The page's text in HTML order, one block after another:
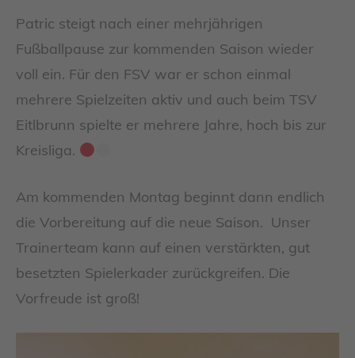
Patric steigt nach einer mehrjährigen
Fußballpause zur kommenden Saison wieder
voll ein. Für den FSV war er schon einmal
mehrere Spielzeiten aktiv und auch beim TSV
Eitlbrunn spielte er mehrere Jahre, hoch bis zur
Kreisliga.
Am kommenden Montag beginnt dann endlich
die Vorbereitung auf die neue Saison. Unser
Trainerteam kann auf einen verstärkten, gut
besetzten Spielerkader zurückgreifen. Die
Vorfreude ist groß!